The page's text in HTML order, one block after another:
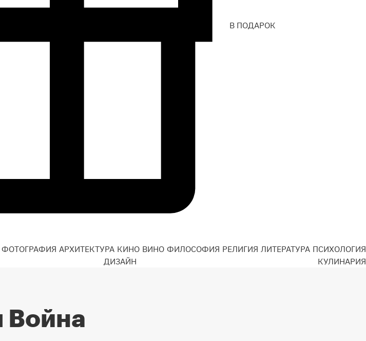
В ПОДАРОК
ФОТОГРАФИЯ АРХИТЕКТУРА КИНО ВИНО ФИЛОСОФИЯ РЕЛИГИЯ ЛИТЕРАТУРА ПСИХОЛОГИЯ
ДИЗАЙН КУЛИНАРИЯ
Война